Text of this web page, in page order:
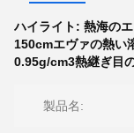
ハイライト: 熱海の
150cmエヴァの熱い
0.95g/cm3熱継ぎ目
製品名: